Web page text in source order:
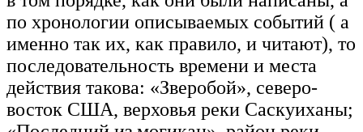
по хронологии описываемых событий ( а
именно так их, как правило, и читают), то
последовательность времени и места
действия такова: «Зверобой», северо-
восток США, верховья реки Саскуиханы;